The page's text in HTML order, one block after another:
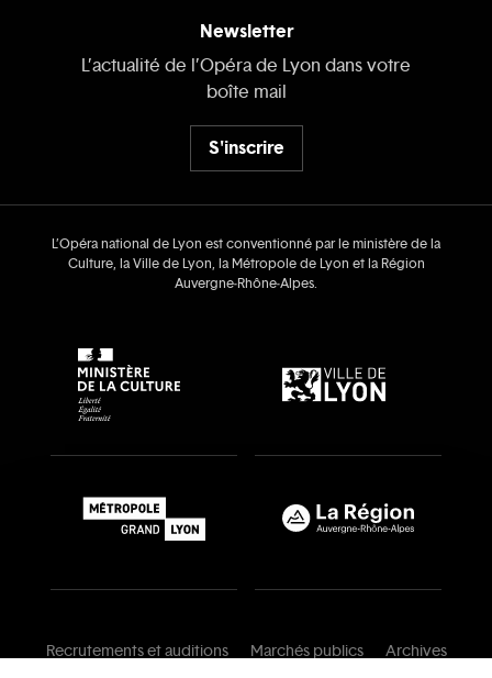
Newsletter
L’actualité de l’Opéra de Lyon dans votre
boîte mail
S'inscrire
L’Opéra national de Lyon est conventionné par le ministère de la
Culture, la Ville de Lyon, la Métropole de Lyon et la Région
Auvergne‑Rhône‑Alpes.
Recrutements et auditions Marchés publics
Archives